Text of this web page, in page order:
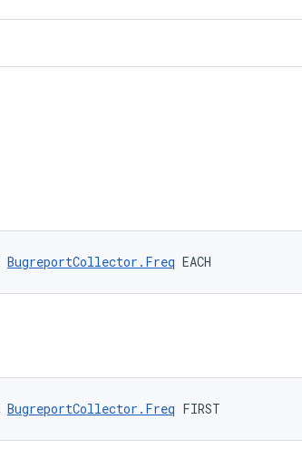
BugreportCollector.Freq EACH
BugreportCollector.Freq FIRST